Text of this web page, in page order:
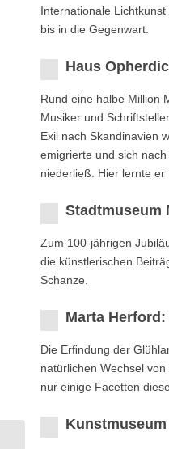
Internationale
bis in die Gegenwart.
Haus
Rund eine halbe Million
Musiker und
Exil nach Skandinavien
emigrierte und sich
niederließ. Hier lernte er
Stadtmuseum
Zum 100-jährigen
die künstlerischen
Schanze.
Marta
Die Erﬁndung der
natürlichen Wechsel
nur einige Facetten